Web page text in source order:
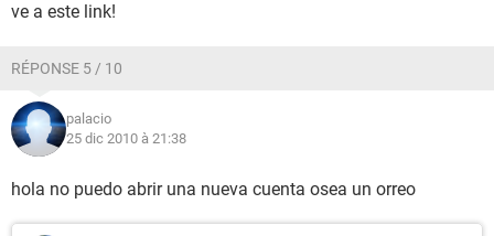
ve a este link!
RÉPONSE 5 / 10
palacio
25 dic 2010 à 21:38
hola no puedo abrir una nueva cuenta osea un orreo